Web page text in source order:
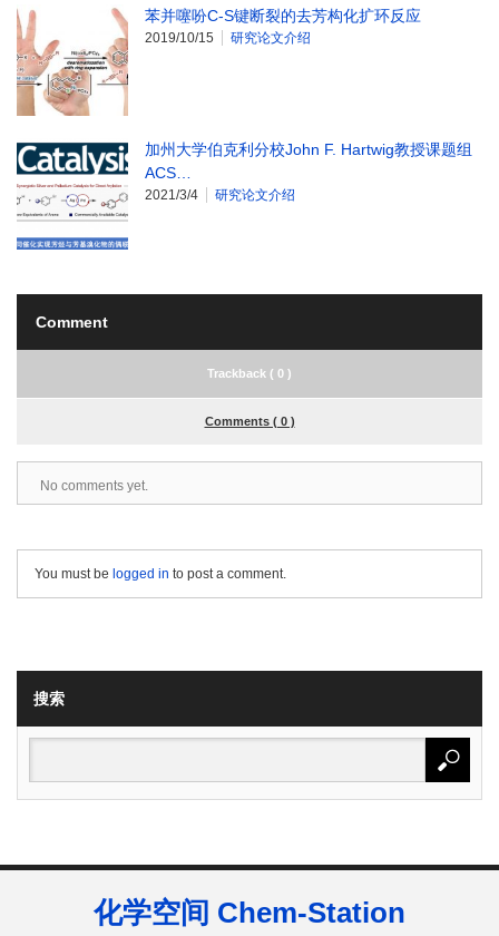
苯并噻吩C-S键断裂的去芳构化扩环反应
2019/10/15 研究论文介绍
加州大学伯克利分校John F. Hartwig教授课题组
ACS…
2021/3/4 研究论文介绍
Comment
Trackback ( 0 )
Comments ( 0 )
No comments yet.
You must be logged in to post a comment.
搜索
化学空间 Chem-Station